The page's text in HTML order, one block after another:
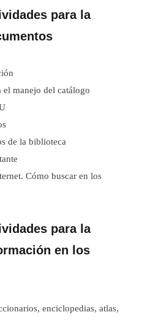
para la
manejo del catálogo
de la biblioteca
Cómo buscar en los
para la
en los
enciclopedias, atlas,